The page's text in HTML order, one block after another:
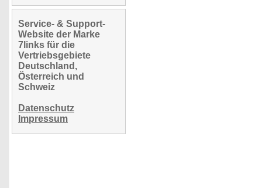
Service- & Support-
Website der Marke
7links für die
Vertriebsgebiete
Deutschland,
Österreich und
Schweiz
Datenschutz
Impressum